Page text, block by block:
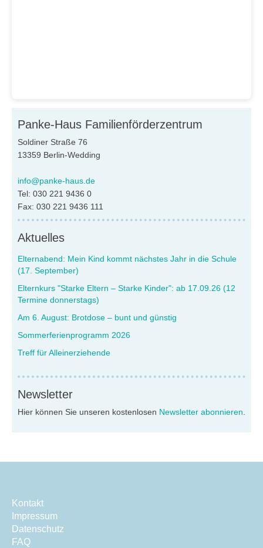
Panke-Haus Familienförderzentrum
Soldiner Straße 76
13359 Berlin-Wedding
info@panke-haus.de
Tel: 030 221 9436 0
Fax: 030 221 9436 111
Aktuelles
Elternabend: Mein Kind kommt nächstes Jahr in die Schule
(17. September)
Elternkurs "Starke Eltern – Starke Kinder": ab 17.09.26 (12
Termine donnerstags)
Am 6. August: Brotdose – bunt und günstig
Sommerferienprogramm 2026
Treff für Alleinerziehende
Newsletter
Hier können Sie unseren kostenlosen Newsletter abonnieren.
Kontakt
Impressum
Datenschutz
FAQ